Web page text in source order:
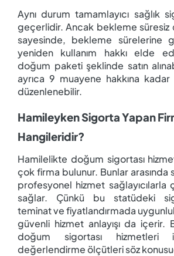
Aynı durum tamamlayıcı sağlık
geçerlidir. Ancak bekleme süresiz
sayesinde, bekleme sürelerine
yeniden kullanım hakkı elde
doğum paketi şeklinde satın
ayrıca 9 muayene hakkına
düzenlenebilir.
Hamileyken Sigorta Yapan
Hangileridir?
Hamilelikte doğum sigortası
çok firma bulunur. Bunlar arasında
profesyonel hizmet sağlayıcılarla
sağlar. Çünkü bu statüdeki
teminat ve fiyatlandırmada
güvenli hizmet anlayışı da içerir.
doğum sigortası
değerlendirme ölçütleri söz